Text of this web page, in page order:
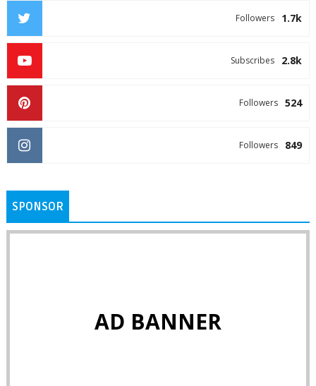
1.7k
Followers
2.8k
Subscribes
524
Followers
849
Followers
SPONSOR
AD BANNER